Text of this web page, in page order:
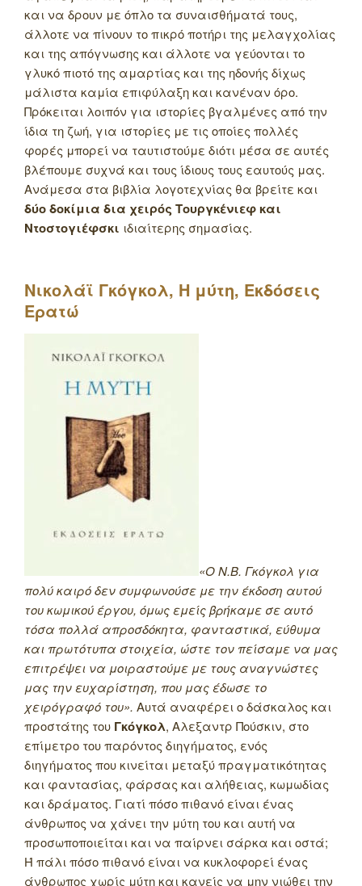
και να δρουν με όπλο τα συναισθήματά τους,
άλλοτε να πίνουν το πικρό ποτήρι της μελαγχολίας
και της απόγνωσης και άλλοτε να γεύονται το
γλυκό πιοτό της αμαρτίας και της ηδονής δίχως
μάλιστα καμία επιφύλαξη και κανέναν όρο.
Πρόκειται λοιπόν για ιστορίες βγαλμένες από την
ίδια τη ζωή, για ιστορίες με τις οποίες πολλές
φορές μπορεί να ταυτιστούμε διότι μέσα σε αυτές
βλέπουμε συχνά και τους ίδιους τους εαυτούς μας.
Ανάμεσα στα βιβλία λογοτεχνίας θα βρείτε και
δύο δοκίμια δια χειρός Τουργκένιεφ και
Ντοστογιέφσκι ιδιαίτερης σημασίας.
Νικολάϊ Γκόγκολ, Η μύτη, Εκδόσεις
Ερατώ
«Ο Ν.Β. Γκόγκολ για
πολύ καιρό δεν συμφωνούσε με την έκδοση αυτού
του κωμικού έργου, όμως εμείς βρήκαμε σε αυτό
τόσα πολλά απροσδόκητα, φανταστικά, εύθυμα
και πρωτότυπα στοιχεία, ώστε τον πείσαμε να μας
επιτρέψει να μοιραστούμε με τους αναγνώστες
μας την ευχαρίστηση, που μας έδωσε το
χειρόγραφό του». Αυτά αναφέρει ο δάσκαλος και
προστάτης του Γκόγκολ, Αλεξαντρ Πούσκιν, στο
επίμετρο του παρόντος διηγήματος, ενός
διηγήματος που κινείται μεταξύ πραγματικότητας
και φαντασίας, φάρσας και αλήθειας, κωμωδίας
και δράματος. Γιατί πόσο πιθανό είναι ένας
άνθρωπος να χάνει την μύτη του και αυτή να
προσωποποιείται και να παίρνει σάρκα και οστά;
Ή πάλι πόσο πιθανό είναι να κυκλοφορεί ένας
άνθρωπος χωρίς μύτη και κανείς να μην νιώθει την